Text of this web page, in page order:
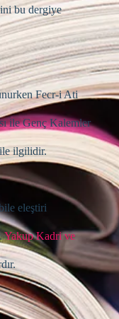
bu dergiye
Fecr-i Ati
ile Genç Kalemler
ile ilgilidir.
eleştiri
Yakup Kadri ve